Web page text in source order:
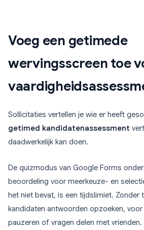
Voeg een getimede
wervingsscreen toe
Sollicitaties vertellen je wie er heeft
getimed kandidatenassessment
daadwerkelijk kan doen.
De quizmodus van Google Forms
beoordeling voor meerkeuze- en
het niet bevat, is een tijdslimiet. Zonder
kandidaten antwoorden opzoeken,
pauzeren of vragen delen met vrienden.